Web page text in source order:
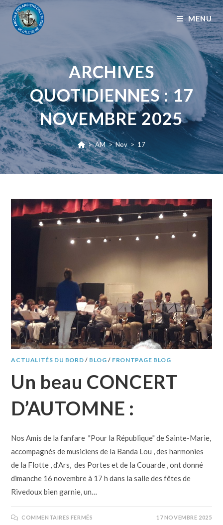
MENU
ARCHIVES
QUOTIDIENNES : 17
NOVEMBRE 2025
> AM > Nov > 17
ACTUALITÉS DU BORD / BLOG / FRONTPAGE BLOG
Un beau CONCERT
D’AUTOMNE :
Nos Amis de la fanfare "Pour la République" de Sainte-Marie,
accompagnés de musiciens de la Banda Lou , des harmonies
de la Flotte , d’Ars, des Portes et de la Couarde , ont donné
dimanche 16 novembre à 17 h dans la salle des fêtes de
Rivedoux bien garnie, un…
COMMENTAIRES FERMÉS 17 NOVEMBRE 2025